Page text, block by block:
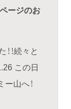
ージのお
！続々と
この日
山へ！